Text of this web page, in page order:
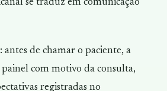
se traduz em comunicação
: antes de chamar o paciente, a
com motivo da consulta,
registradas no